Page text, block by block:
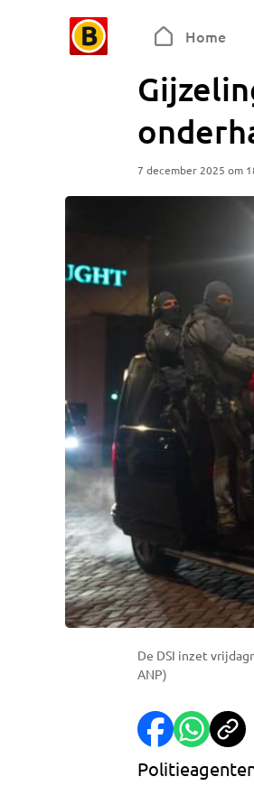
Home
7 december 2025 om
De DSI inzet
ANP)